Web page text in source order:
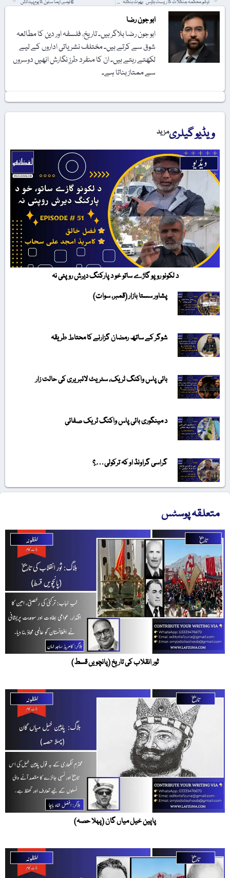
اوشو، محکمہ جنگلات کا ریسٹ ہاؤس ’’بھوت بنگلہ‘‘ میں تبدیل 6 نومبر، ایما سٹون کا یومِ پیدائش
ابو جون رضا
ابو جون رضا بلاگر ہیں۔ تاریخ، فلسفہ اور دین کا مطالعہ
شوق سے کرتے ہیں۔ مختلف نشریاتی اداروں کے لیے
لکھتے رہتے ہیں۔ ان کا منفرد طرزِ نگارش انھیں دوسروں
سے ممتاز بناتا ہے۔
ویڈیو گیلریمزید
د لکونو روپو گاڑے ساتو خو د پارکنگ دیرش روپئی نہ
پشاور سستا بازار (قمبر، سوات)
شوگر کے ساتھ رمضان گزارنے کا محتاط طریقہ
بائی پاس واکنگ ٹریک، سٹریٹ لائبریری کی حالت زار
د مینگوری بائی پاس واکنگ ٹریک صفائی
گراسی گراونڈ او کہ ترکولی….؟
متعلقہ پوسٹس
ثور انقلاب کی تاریخ (پانچویں قسط)
پاپین خیل میاں گان (پہلا حصہ)